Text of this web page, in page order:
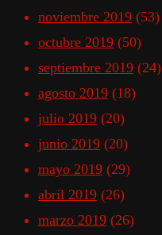
noviembre 2019 (53)
octubre 2019 (50)
septiembre 2019 (24)
agosto 2019 (18)
julio 2019 (20)
junio 2019 (20)
mayo 2019 (29)
abril 2019 (26)
marzo 2019 (26)